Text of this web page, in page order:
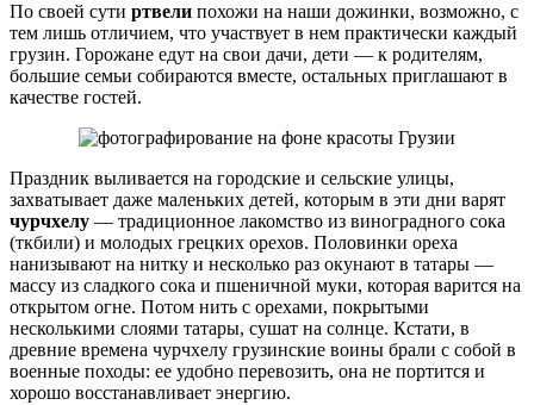
По своей сути ртвели похожи на наши дожинки, возможно, с
тем лишь отличием, что участвует в нем практически каждый
грузин. Горожане едут на свои дачи, дети — к родителям,
большие семьи собираются вместе, остальных приглашают в
качестве гостей.
Праздник выливается на городские и сельские улицы,
захватывает даже маленьких детей, которым в эти дни варят
чурчхелу — традиционное лакомство из виноградного сока
(ткбили) и молодых грецких орехов. Половинки ореха
нанизывают на нитку и несколько раз окунают в татары —
массу из сладкого сока и пшеничной муки, которая варится на
открытом огне. Потом нить с орехами, покрытыми
несколькими слоями татары, сушат на солнце. Кстати, в
древние времена чурчхелу грузинские воины брали с собой в
военные походы: ее удобно перевозить, она не портится и
хорошо восстанавливает энергию.